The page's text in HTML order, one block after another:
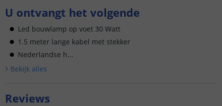
U ontvangt het volgende
Led bouwlamp op voet 30 Watt
1.5 meter lange kabel met stekker
Nederlandse h...
Bekijk alles
Reviews